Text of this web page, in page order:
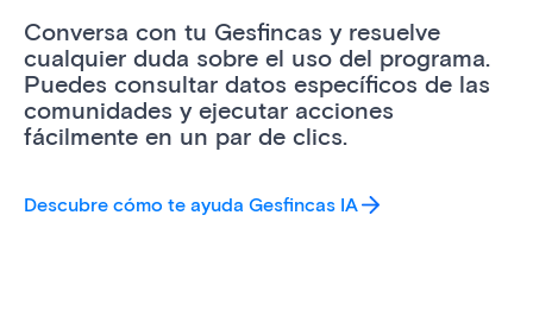
Conversa con tu Gesfincas y resuelve
cualquier duda sobre el uso del programa.
Puedes consultar datos específicos de las
comunidades y ejecutar acciones
fácilmente en un par de clics.
Descubre cómo te ayuda Gesfincas IA